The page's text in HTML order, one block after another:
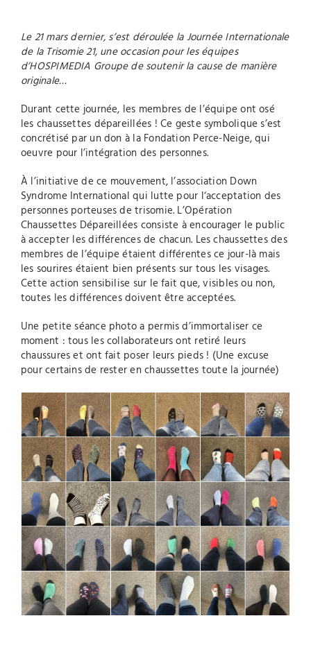
Le 21 mars dernier, s’est déroulée la Journée Internationale
de la Trisomie 21, une occasion pour les équipes
d’HOSPIMEDIA Groupe de soutenir la cause de manière
originale…
Durant cette journée, les membres de l’équipe ont osé
les chaussettes dépareillées ! Ce geste symbolique s’est
concrétisé par un don à la Fondation Perce-Neige, qui
oeuvre pour l’intégration des personnes.
À l’initiative de ce mouvement, l’association Down
Syndrome International qui lutte pour l‘acceptation des
personnes porteuses de trisomie. L’Opération
Chaussettes Dépareillées consiste à encourager le public
à accepter les différences de chacun. Les chaussettes des
membres de l’équipe étaient différentes ce jour-là mais
les sourires étaient bien présents sur tous les visages.
Cette action sensibilise sur le fait que, visibles ou non,
toutes les différences doivent être acceptées.
Une petite séance photo a permis d’immortaliser ce
moment : tous les collaborateurs ont retiré leurs
chaussures et ont fait poser leurs pieds ! (Une excuse
pour certains de rester en chaussettes toute la journée)